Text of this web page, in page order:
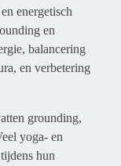
energetisch
en
balancering
en verbetering
grounding,
yoga- en
hun